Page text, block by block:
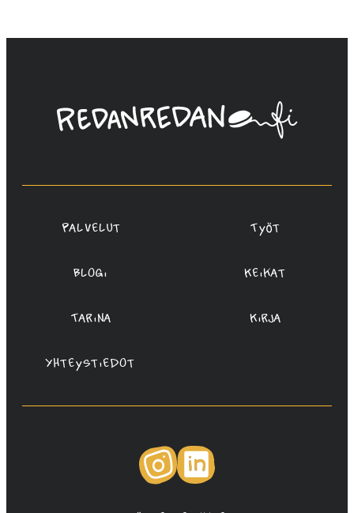
Linda
Saukko-
Oy
Palvelut Työt
Blogi Keikat
Tarina Kirja
Yhteystiedot
Instagram